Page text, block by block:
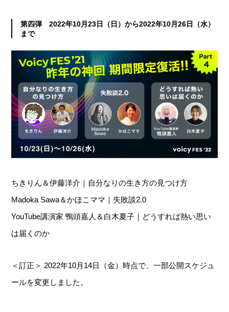
第四弾 2022年10月23日（日）から2022年10月26日（水）
まで
ちきりん＆伊藤洋介｜自分なりの生き方の見つけ方
Madoka Sawa＆かほこママ｜失敗談2.0
YouTube講演家 鴨頭嘉人＆白木夏子｜どうすれば熱い思い
は届くのか
＜訂正＞ 2022年10月14日（金）時点で、一部公開スケジュ
ールを変更しました。